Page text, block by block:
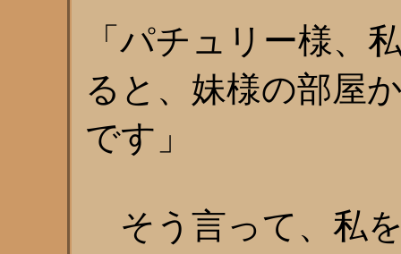
「パチュリー様、
ると、妹様の部屋
です」
そう言って、私